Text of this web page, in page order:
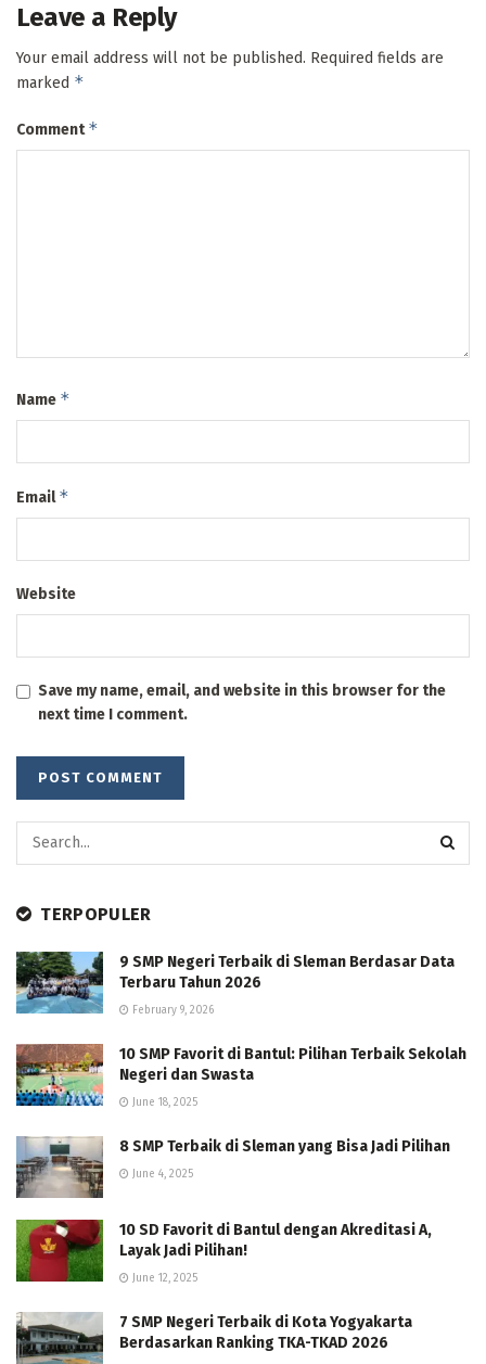
Leave a Reply
Your email address will not be published. Required fields are
marked *
Comment*
Name *
Email*
Website
Save my name, email, and website in this browser for the
next time I comment.
TERPOPULER
9 SMP Negeri Terbaik di Sleman Berdasar Data
Terbaru Tahun 2026
February 9, 2026
10 SMP Favorit di Bantul: Pilihan Terbaik Sekolah
Negeri dan Swasta
June 18, 2025
8 SMP Terbaik di Sleman yang Bisa Jadi Pilihan
June 4, 2025
10 SD Favorit di Bantul dengan Akreditasi A,
Layak Jadi Pilihan!
June 12, 2025
7 SMP Negeri Terbaik di Kota Yogyakarta
Berdasarkan Ranking TKA-TKAD 2026